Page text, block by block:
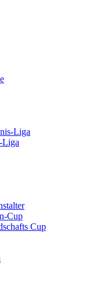
Liga
Liga
Cup
Cup